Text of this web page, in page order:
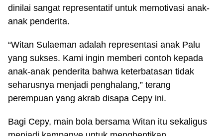
dinilai sangat representatif untuk memotivasi anak-
anak penderita.
“Witan Sulaeman adalah representasi anak Palu
yang sukses. Kami ingin memberi contoh kepada
anak-anak penderita bahwa keterbatasan tidak
seharusnya menjadi penghalang,” terang
perempuan yang akrab disapa Cepy ini.
Bagi Cepy, main bola bersama Witan itu sekaligus